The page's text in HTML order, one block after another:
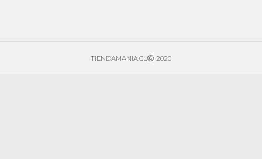
TIENDAMANIA.CL 2020